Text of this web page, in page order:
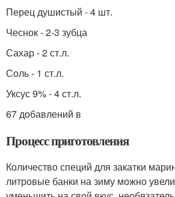
Перец душистый - 4 шт.
Чеснок - 2-3 зубца
Сахар - 2 ст.л.
Соль - 1 ст.л.
Уксус 9% - 4 ст.л.
67 добавлений в
Процесс приготовления
Количество специй для закатки
литровые банки на зиму можно